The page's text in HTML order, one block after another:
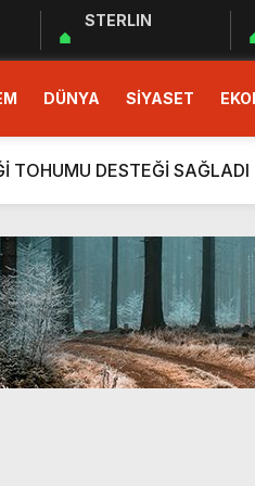
STERLIN
DÜNYA SİYASET
PROGRAMI BAŞLADI
güvencesidir”
Hatay Şubesi’nden
TOHUMU DESTEĞİ SAĞLADI
Taahhütleri Takipte
YÜKSEK RİSKLİ
Halkın Talebidir”
Hatay
Ekibi Türkiye Üçüncüsü Oldu
güvencesidir”